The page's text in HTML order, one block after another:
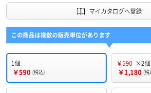
マイカタログへ登録
この商品は複数の販売単位があります
1個
￥590 (税込)
￥590 ×2個
￥1,180 (税